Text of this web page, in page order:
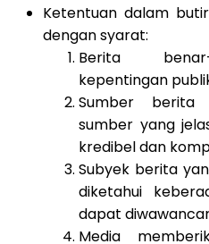
Ketentuan dalam
dengan syarat:
Berita
kepentingan
Sumber berita
sumber yang
kredibel dan
Subyek berita
diketahui
dapat
Media